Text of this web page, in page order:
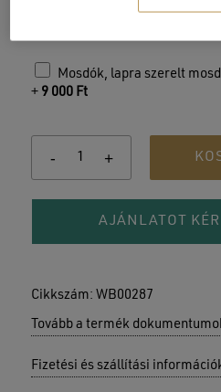
Mosdók, lapra szerelt
+ 9 000 Ft
AJÁNLATOT
Cikkszám: WB00287
Tovább a termék
Fizetési és szállítási